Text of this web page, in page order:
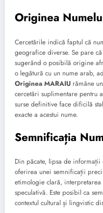
Originea
Cercetările indică faptul că
geografice diverse. Se pare
sugerând o posibilă origine
o legătură cu un nume arab,
Originea MARAIU rămâne
cercetări suplimentare pentru
surse definitive face dificilă
exacte a acestui nume.
Semnificația
Din păcate, lipsa de
oferirea unei semnificații
etimologie clară, interpretarea
speculativă. Este posibil ca
contextul cultural și lingvistic